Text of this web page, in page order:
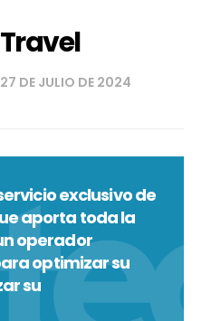
27 DE JULIO DE 2024
exclusivo de
aporta toda la
operador
optimizar su
su